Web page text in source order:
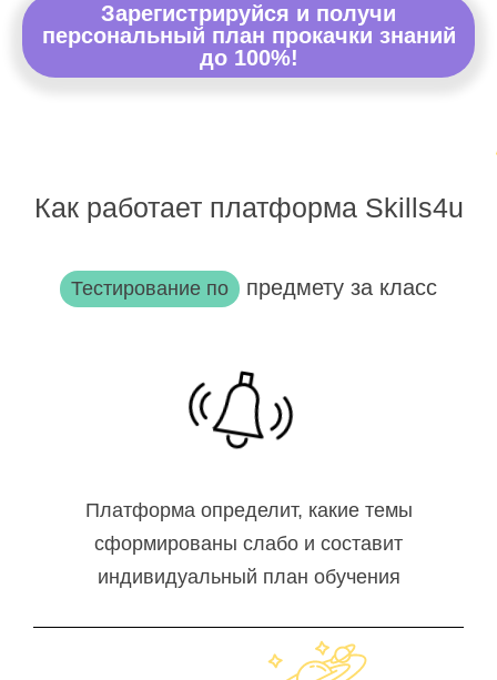
Зарегистрируйся и получи
персональный план прокачки знаний
до 100%!
Как работает платформа Skills4u
Тестирование по предмету за класс
Платформа определит, какие темы
сформированы слабо и составит
индивидуальный план обучения